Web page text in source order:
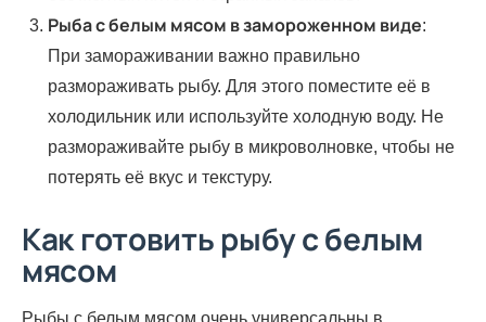
Рыба с белым мясом в замороженном виде:
При замораживании важно правильно
размораживать рыбу. Для этого поместите её в
холодильник или используйте холодную воду. Не
размораживайте рыбу в микроволновке, чтобы не
потерять её вкус и текстуру.
Как готовить рыбу с белым
мясом